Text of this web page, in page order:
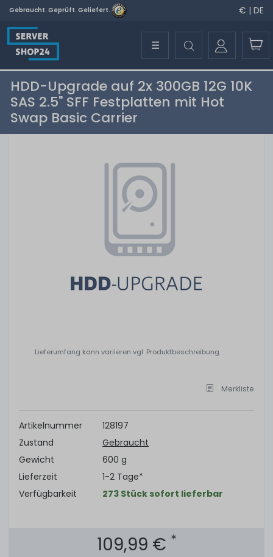
Gebraucht. Geprüft. Geliefert. € | DE
☰
HDD-Upgrade auf 2x 300GB 12G 10K
SAS 2.5" SFF Festplatten mit Hot
Swap Basic Carrier
Lieferumfang kann variieren vgl. Produktbeschreibung
Merkliste
Artikelnummer
128197
Zustand
Gebraucht
Gewicht
600 g
Lieferzeit
1-2 Tage*
Verfügbarkeit
273 Stück sofort lieferbar
109,99 € *